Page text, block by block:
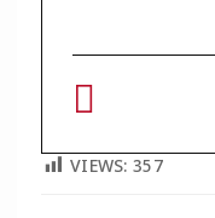
VIEWS: 357